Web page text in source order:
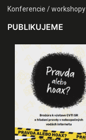
Konferencie / workshopy
PUBLIKUJEME